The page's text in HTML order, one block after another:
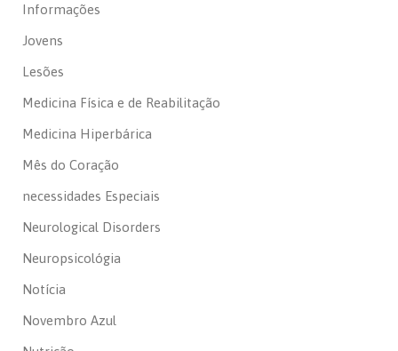
Informações
Jovens
Lesões
Medicina Física e de Reabilitação
Medicina Hiperbárica
Mês do Coração
necessidades Especiais
Neurological Disorders
Neuropsicológia
Notícia
Novembro Azul